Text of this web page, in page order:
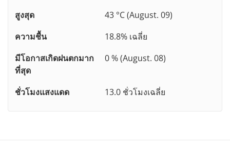
สูงสุด
43 °C (August. 09)
ความชื้น
18.8% เฉลี่ย
มีโอกาสเกิดฝนตกมาก
ที่สุด
0 % (August. 08)
ชั่วโมงแสงแดด 13.0 ชั่วโมงเฉลี่ย